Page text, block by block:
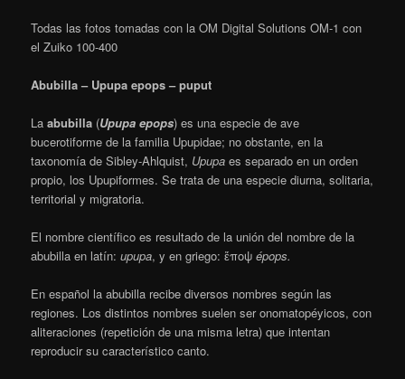
Todas las fotos tomadas con la OM Digital Solutions OM-1 con
el Zuiko 100-400
Abubilla – Upupa epops – puput
Laabubilla (Upupa epops) es una especie de ave
bucerotiforme de la familia Upupidae; no obstante, en la
taxonomía de Sibley-Ahlquist, Upupa es separado en un orden
propio, los Upupiformes. Se trata de una especie diurna, solitaria,
territorial y migratoria.
El nombre científico es resultado de la unión del nombre de la
abubilla en latín:upupa, y en griego: ἔποψépops.
En español la abubilla recibe diversos nombres según las
regiones. Los distintos nombres suelen ser onomatopéyicos, con
aliteraciones (repetición de una misma letra) que intentan
reproducir su característico canto.